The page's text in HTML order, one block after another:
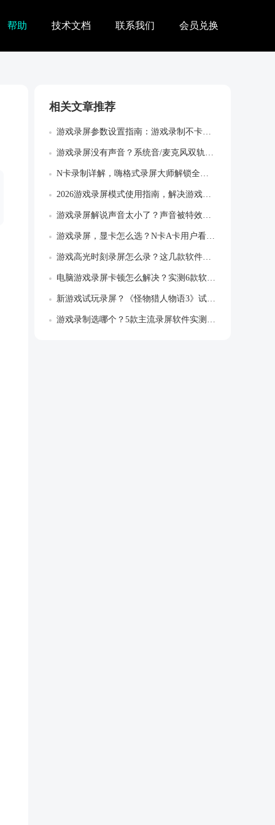
帮助 技术文档 联系我们 会员兑换
相关文章推荐
游戏录屏参数设置指南：游戏录制不卡顿不掉...
游戏录屏没有声音？系统音/麦克风双轨设置...
N卡录制详解，嗨格式录屏大师解锁全场景专...
2026游戏录屏模式使用指南，解决游戏录...
游戏录屏解说声音太小了？声音被特效声盖住...
游戏录屏，显卡怎么选？N卡A卡用户看过来
游戏高光时刻录屏怎么录？这几款软件不卡顿...
电脑游戏录屏卡顿怎么解决？实测6款软件，...
新游戏试玩录屏？《怪物猎人物语3》试玩，...
游戏录制选哪个？5款主流录屏软件实测，帮...